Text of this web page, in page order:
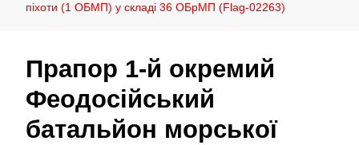
піхоти (1 ОБМП) у складі 36 ОБрМП (Flag-02263)
Прапор 1-й окремий
Феодосійський
батальйон морської